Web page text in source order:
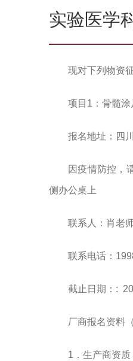
实验医学
现对下列物资
项目1：骨髓
报名地址：四
因疫情防控，
侧办公桌上
联系人：肖老
联系电话：
截止日期：:
厂商报名资料
1．生产商资质